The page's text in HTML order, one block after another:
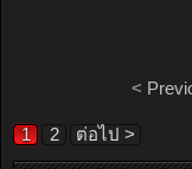
<
1 2 ต่อไป >